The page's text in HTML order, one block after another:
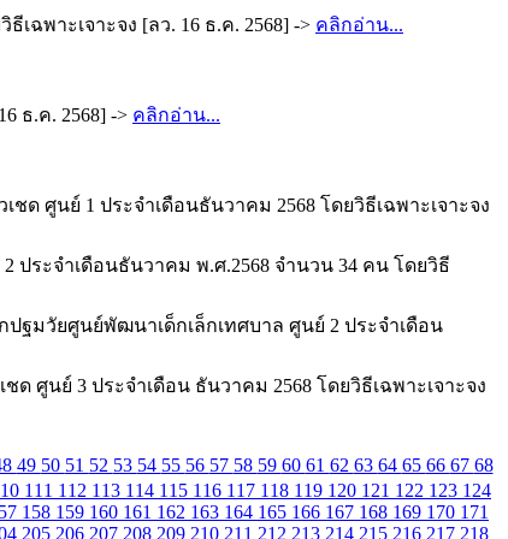
เฉพาะเจาะจง [ลว. 16 ธ.ค. 2568] -> คลิกอ่าน...
ธ.ค. 2568] -> คลิกอ่าน...
ด ศูนย์ 1 ประจำเดือนธันวาคม 2568 โดยวิธีเฉพาะเจาะจง
ประจำเดือนธันวาคม พ.ศ.2568 จำนวน 34 คน โดยวิธี
ฐมวัยศูนย์พัฒนาเด็กเล็กเทศบาล ศูนย์ 2 ประจำเดือน
ศูนย์ 3 ประจำเดือน ธันวาคม 2568 โดยวิธีเฉพาะเจาะจง
49 50 51 52 53 54 55 56 57 58 59 60 61 62 63 64 65 66 67 68
111 112 113 114 115 116 117 118 119 120 121 122 123 124
158 159 160 161 162 163 164 165 166 167 168 169 170 171
205 206 207 208 209 210 211 212 213 214 215 216 217 218